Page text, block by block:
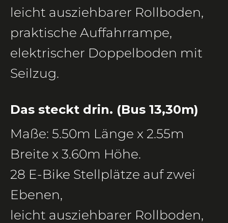
leicht ausziehbarer Rollboden,
praktische Auffahrrampe,
elektrischer Doppelboden mit
Seilzug.
Das steckt drin. (Bus 13,30m)
Maße: 5.50m Länge x 2.55m
Breite x 3.60m Höhe.
28 E-Bike Stellplätze auf zwei
Ebenen,
leicht ausziehbarer Rollboden,